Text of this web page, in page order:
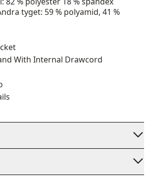
tyget: 59 % polyamid, 41 %
With Internal Drawcord